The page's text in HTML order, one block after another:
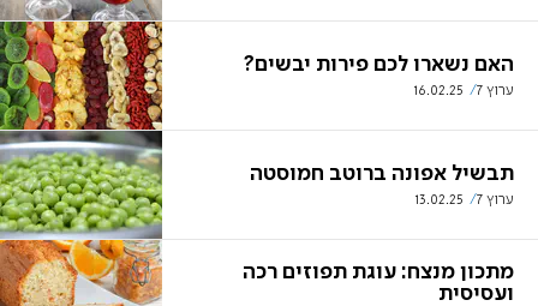
האם נשארו לכם פירות יבשים?
ערוץ 7 16.02.25
תבשיל אפונה ברוטב חמוסטה
ערוץ 7 13.02.25
מתכון מנצח: עוגת תפוזים רכה
ועסיסית